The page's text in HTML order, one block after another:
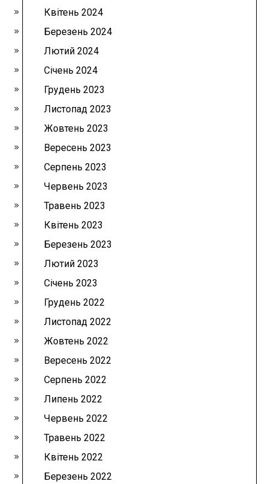
Квітень 2024
Березень 2024
Лютий 2024
Січень 2024
Грудень 2023
Листопад 2023
Жовтень 2023
Вересень 2023
Серпень 2023
Червень 2023
Травень 2023
Квітень 2023
Березень 2023
Лютий 2023
Січень 2023
Грудень 2022
Листопад 2022
Жовтень 2022
Вересень 2022
Серпень 2022
Липень 2022
Червень 2022
Травень 2022
Квітень 2022
Березень 2022